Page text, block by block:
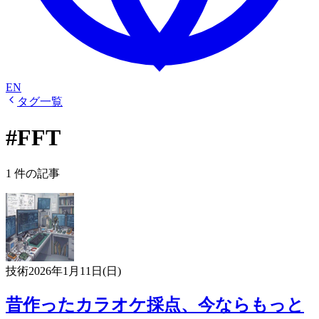
EN
タグ一覧
#FFT
1 件の記事
技術2026年1月11日(日)
昔作ったカラオケ採点、今ならもっと